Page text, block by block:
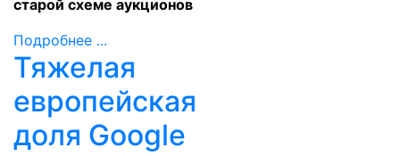
старой схеме аукционов
Подробнее ...
Тяжелая
европейская
доля Google